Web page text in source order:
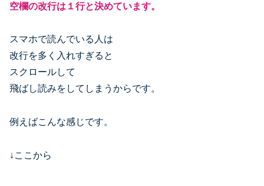
空欄の改行は１行と決めています。
スマホで読んでいる人は
改行を多く入れすぎると
スクロールして
飛ばし読みをしてしまうからです。
例えばこんな感じです。
↓ここから